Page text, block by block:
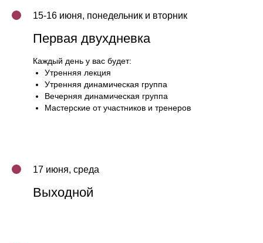
15-16 июня, понедельник и вторник
Первая двухдневка
Каждый день у вас будет:
Утренняя лекция
Утренняя динамическая группа
Вечерняя динамическая группа
Мастерские от участников и тренеров
17 июня, среда
Выходной